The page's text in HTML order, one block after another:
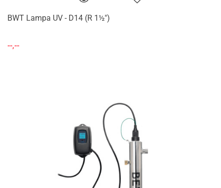
BWT Lampa UV - D14 (R 1½")
--,--